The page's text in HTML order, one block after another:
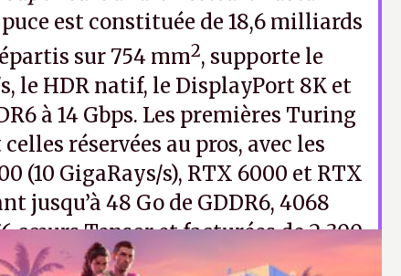
est constituée de 18,6 milliards
sur 754 mm2, supporte le
le HDR natif, le DisplayPort 8K et
à 14 Gbps. Les premières Turing
réservées au pros, avec les
(10 GigaRays/s), RTX 6000 et RTX
jusqu’à 48 Go de GDDR6, 4068
cœurs Tensor et facturées de 2 300
les joueurs, c’est dans l’autre